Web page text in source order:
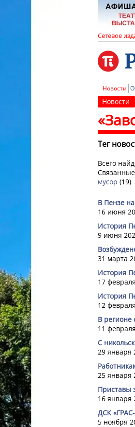
Сетевое
Новости
Новости
Тег
Всего
мусор (19)
В Пензе
16 июня
История
9 июня
31 марта
История
17
История
12
В регионе
11
С
29 января
25 января
Приставы
16 января
ДСК
5 ноября